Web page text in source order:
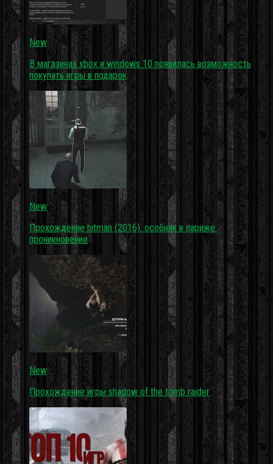
New
В магазинах xbox и windows 10 появилась возможность
покупать игры в подарок
New
Прохождение hitman (2016). особняк в париже:
проникновение
New
Прохождение игры shadow of the tomb raider